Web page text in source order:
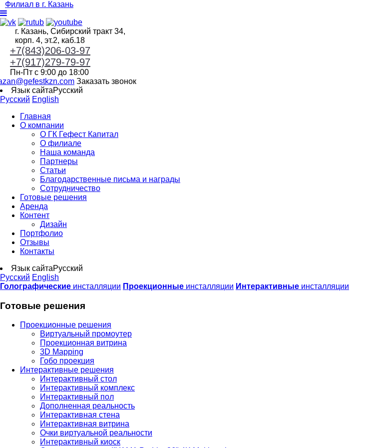
Филиал в г. Казань
г. Казань, Сибирский тракт 34,
корп. 4, эт.2, каб.18
+7(843)206-03-97
+7(917)279-79-97
Пн-Пт с 9:00 до 18:00
Заказать звонок
Язык сайтаРусский
Русский English
Главная
О компании
О ГК Гефест Капитал
О филиале
Наша команда
Партнеры
Статьи
Благодарственные письма и награды
Сотрудничество
Готовые решения
Аренда
Контент
Дизайн
Портфолио
Отзывы
Контакты
Язык сайтаРусский
Русский English
Голографические инсталляции Проекционные инсталляции Интерактивные инсталляции
Готовые решения
Проекционные решения
Виртуальный промоутер
Проекционная витрина
3D Mapping
Гобо проекция
Интерактивные решения
Интерактивный стол
Интерактивный комплекс
Интерактивный пол
Дополненная реальность
Интерактивная стена
Интерактивная витрина
Очки виртуальной реальности
Интерактивный киоск